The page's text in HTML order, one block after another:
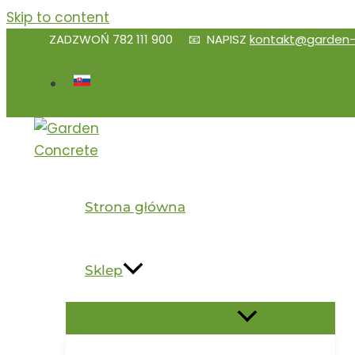
Skip to content
ZADZWOŃ 782 111 900 📧 NAPISZ
Strona główna
Sklep